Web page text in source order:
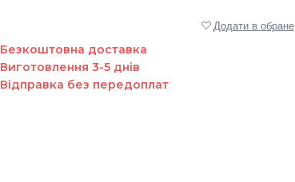
Додати в обране
Безкоштовна доставка
Виготовлення 3-5 днів
Відправка без передоплат